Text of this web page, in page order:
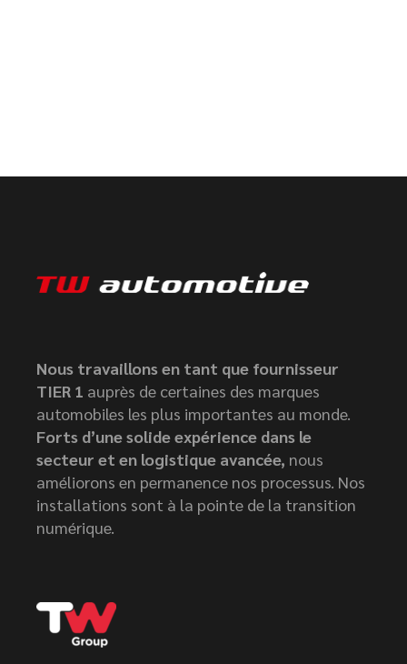
Nous travaillons en tant que fournisseur
TIER 1 auprès de certaines des marques
automobiles les plus importantes au monde.
Forts d’une solide expérience dans le
secteur et en logistique avancée, nous
améliorons en permanence nos processus. Nos
installations sont à la pointe de la transition
numérique.